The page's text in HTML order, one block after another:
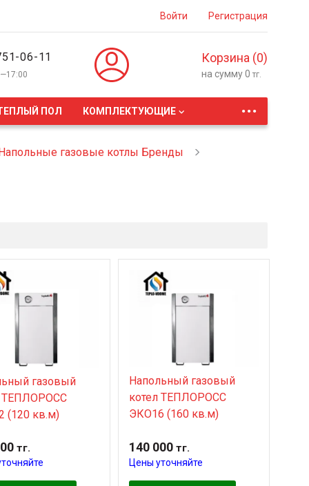
Войти Регистрация
06-11 Корзина (0)
на сумму0 тг.
ПОЛ КОМПЛЕКТУЮЩИЕ ...
Напольные газовые котлы Бренды
газовый
TЕПЛОРОСС
(120 кв.м)
тг.
Напольный газовый
котел TЕПЛОРОСС
ЭКО16 (160 кв.м)
140 000тг.
Цены уточняйте